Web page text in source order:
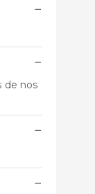
−
−
de nos
−
−